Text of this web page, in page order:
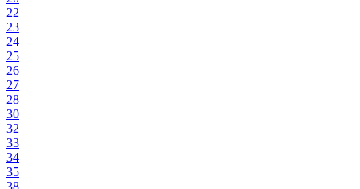
22
23
24
25
26
27
28
30
32
33
34
35
38